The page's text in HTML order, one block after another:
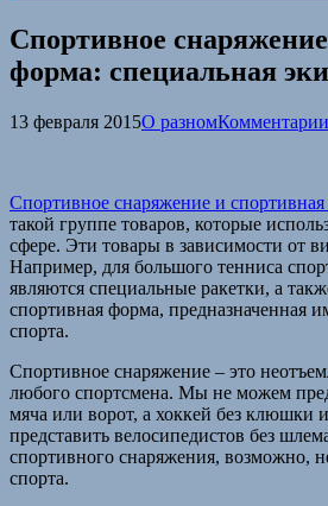
Спортивное
форма: специальная
13 февраля 2015О разном
Спортивное снаряжение и
такой группе товаров, которые
сфере. Эти товары в зависимости от
Например, для большого тенниса
являются специальные ракетки, а
спортивная форма, предназначенная
спорта.
Спортивное снаряжение – это
любого спортсмена. Мы не можем
мяча или ворот, а хоккей без клюшки
представить велосипедистов без
спортивного снаряжения, возможно,
спорта.